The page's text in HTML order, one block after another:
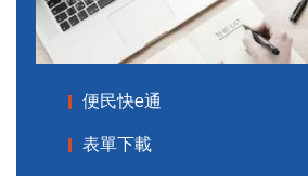
便民快e通
表單下載